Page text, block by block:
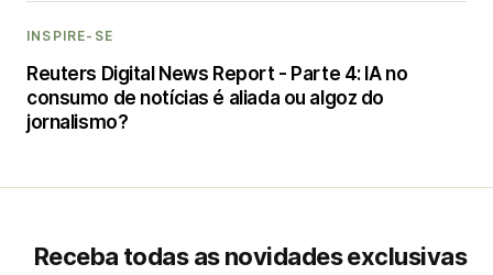
INSPIRE-SE
Reuters Digital News Report - Parte 4: IA no
consumo de notícias é aliada ou algoz do
jornalismo?
Receba todas as novidades exclusivas